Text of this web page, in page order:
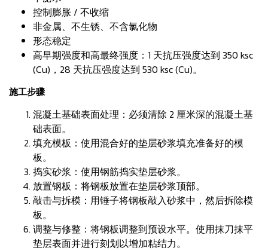
控制膨胀 / 不收缩
非金属、不生锈、不含氯化物
形态稳定
高早期强度和高最终强度：1 天抗压强度达到 350 ksc
(Cu)，28 天抗压强度达到 530 ksc (Cu)。
施工步骤
混凝土基础表面处理：必须清除 2 厘米深的混凝土基
础表面。
填充模板：使用混合好的垫层砂浆填充准备好的模
板。
捣实砂浆：使用钢筋捣实垫层砂浆。
放置钢板：将钢板放置在垫层砂浆顶部。
敲击与拆模：用锤子将钢板敲入砂浆中，然后拆除模
板。
调整与修整：将钢板调整到预设水平。使用抹刀抹平
垫层表面并进行刻划以增加粘结力。